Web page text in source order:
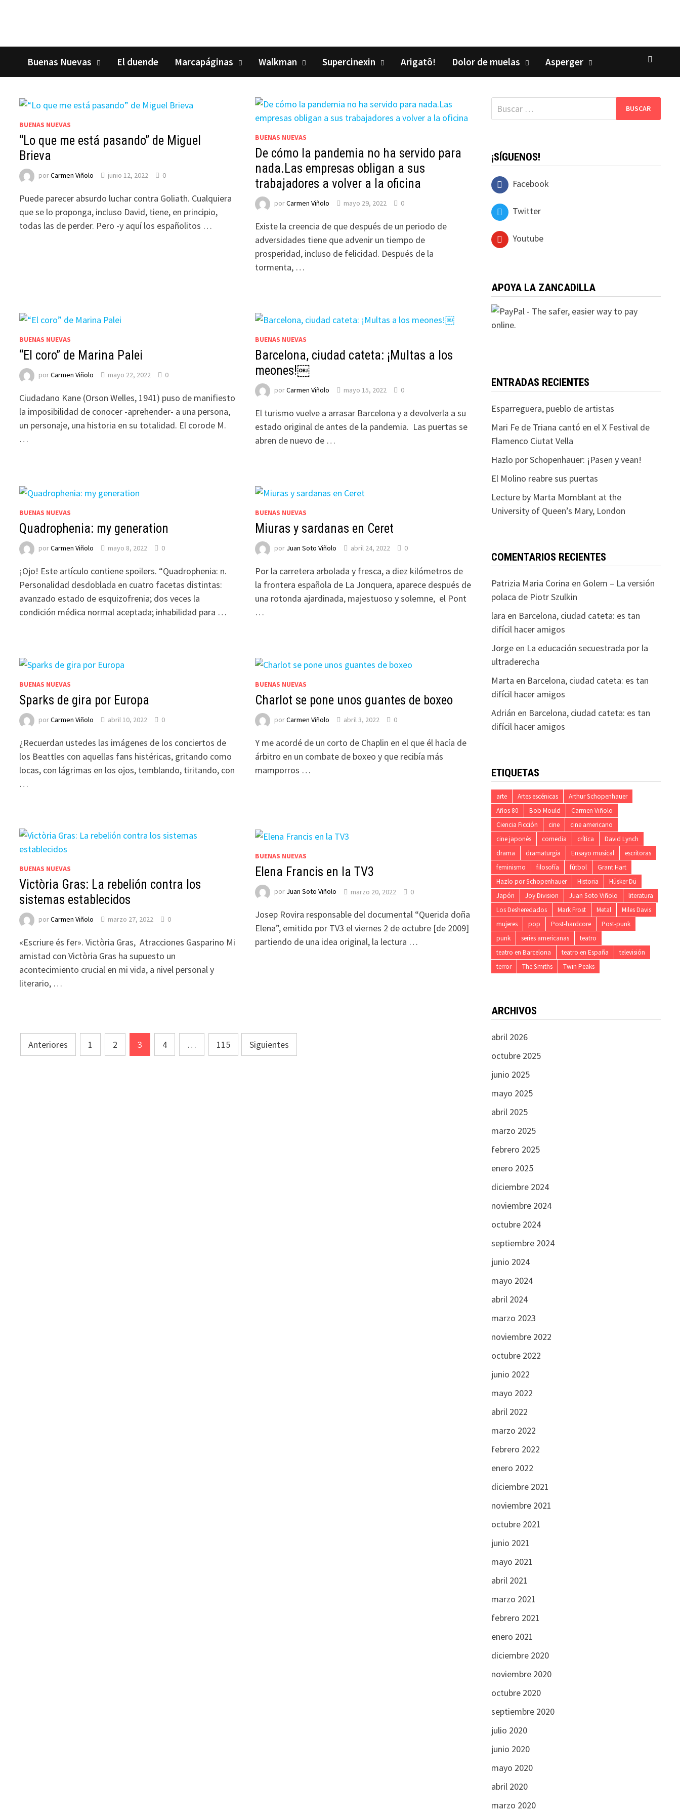
Buenas Nuevas El duende Marcapáginas Walkman Supercinexin Arigatô! Dolor de muelas Asperger
BUENAS NUEVAS
“Lo que me está pasando” de Miguel
Brieva
porCarmen Viñolo junio 12, 2022 0
Puede parecer absurdo luchar contra Goliath. Cualquiera
que se lo proponga, incluso David, tiene, en principio,
todas las de perder. Pero -y aquí los españolitos …
BUENAS NUEVAS
De cómo la pandemia no ha servido para
nada.Las empresas obligan a sus
trabajadores a volver a la oficina
porCarmen Viñolo mayo 29, 2022 0
Existe la creencia de que después de un periodo de
adversidades tiene que advenir un tiempo de
prosperidad, incluso de felicidad. Después de la
tormenta, …
BUENAS NUEVAS
“El coro” de Marina Palei
porCarmen Viñolo mayo 22, 2022 0
Ciudadano Kane (Orson Welles, 1941) puso de manifiesto
la imposibilidad de conocer -aprehender- a una persona,
un personaje, una historia en su totalidad. El corode M.
…
BUENAS NUEVAS
Barcelona, ciudad cateta: ¡Multas a los
meones!￼
porCarmen Viñolo mayo 15, 2022 0
El turismo vuelve a arrasar Barcelona y a devolverla a su
estado original de antes de la pandemia. Las puertas se
abren de nuevo de …
BUENAS NUEVAS
Quadrophenia: my generation
porCarmen Viñolo mayo 8, 2022 0
¡Ojo! Este artículo contiene spoilers. “Quadrophenia: n.
Personalidad desdoblada en cuatro facetas distintas:
avanzado estado de esquizofrenia; dos veces la
condición médica normal aceptada; inhabilidad para …
BUENAS NUEVAS
Miuras y sardanas en Ceret
por Juan Soto Viñolo abril 24, 2022 0
Por la carretera arbolada y fresca, a diez kilómetros de
la frontera española de La Jonquera, aparece después de
una rotonda ajardinada, majestuoso y solemne, el Pont
…
BUENAS NUEVAS
Sparks de gira por Europa
porCarmen Viñolo abril 10, 2022 0
¿Recuerdan ustedes las imágenes de los conciertos de
los Beattles con aquellas fans histéricas, gritando como
locas, con lágrimas en los ojos, temblando, tiritando, con
…
BUENAS NUEVAS
Charlot se pone unos guantes de boxeo
porCarmen Viñolo abril 3, 2022 0
Y me acordé de un corto de Chaplin en el que él hacía de
árbitro en un combate de boxeo y que recibía más
mamporros …
BUENAS NUEVAS
Victòria Gras: La rebelión contra los
sistemas establecidos
porCarmen Viñolo marzo 27, 2022 0
«Escriure és fer». Victòria Gras, Atracciones Gasparino Mi
amistad con Victòria Gras ha supuesto un
acontecimiento crucial en mi vida, a nivel personal y
literario, …
BUENAS NUEVAS
Elena Francis en la TV3
por Juan Soto Viñolo marzo 20, 2022 0
Josep Rovira responsable del documental “Querida doña
Elena”, emitido por TV3 el viernes 2 de octubre [de 2009]
partiendo de una idea original, la lectura …
Navegación
de
Anteriores 1 2 3 4 … 115 Siguientes
Buscar:
¡SÍGUENOS!
Facebook
Twitter
Youtube
APOYA LA ZANCADILLA
ENTRADAS RECIENTES
Esparreguera, pueblo de artistas
Mari Fe de Triana cantó en el X Festival de
Flamenco Ciutat Vella
Hazlo por Schopenhauer: ¡Pasen y vean!
El Molino reabre sus puertas
Lecture by Marta Momblant at the
University of Queen’s Mary, London
COMENTARIOS RECIENTES
Patrizia Maria Corina en Golem – La versión
polaca de Piotr Szulkin
lara en Barcelona, ciudad cateta: es tan
difícil hacer amigos
Jorgeen La educación secuestrada por la
ultraderecha
Marta en Barcelona, ciudad cateta: es tan
difícil hacer amigos
Adrián en Barcelona, ciudad cateta: es tan
difícil hacer amigos
ETIQUETAS
arte Artes escénicas
Arthur Schopenhauer
Años 80
Bob Mould
Carmen Viñolo
Ciencia Ficción
cine
cine americano
cine japonés
comedia crítica
David Lynch
drama
dramaturgia Ensayo musical
escritoras
feminismo
filosofía fútbol
Grant Hart
Hazlo por Schopenhauer
Historia
Hüsker Dü
Japón
Joy Division Juan Soto Viñolo
literatura
Los Desheredados
Mark Frost Metal
Miles Davis
mujeres
pop Post-hardcore
Post-punk
punk
series americanas
teatro
teatro en Barcelona
teatro en España
televisión
terror
The Smiths Twin Peaks
ARCHIVOS
abril 2026
octubre 2025
junio 2025
mayo 2025
abril 2025
marzo 2025
febrero 2025
enero 2025
diciembre 2024
noviembre 2024
octubre 2024
septiembre 2024
junio 2024
mayo 2024
abril 2024
marzo 2023
noviembre 2022
octubre 2022
junio 2022
mayo 2022
abril 2022
marzo 2022
febrero 2022
enero 2022
diciembre 2021
noviembre 2021
octubre 2021
junio 2021
mayo 2021
abril 2021
marzo 2021
febrero 2021
enero 2021
diciembre 2020
noviembre 2020
octubre 2020
septiembre 2020
julio 2020
junio 2020
mayo 2020
abril 2020
marzo 2020